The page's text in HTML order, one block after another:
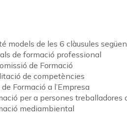
models de les 6 clàusules
de formació professional
de Formació
de competències
Formació a l’Empresa
per a persones
mediambiental